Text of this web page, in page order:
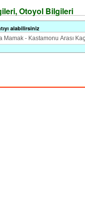
Otoyol Bilgileri
alabilirsiniz